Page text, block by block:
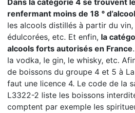
Dans la catégorie 4 se trouvent
renfermant moins de 18 °
les alcools distillés à partir du vin,
édulcorées, etc. Et enfin, la
alcools forts autorisés en France
la vodka, le gin, le whisky, etc.
de boissons du groupe 4 et 5 à
faut une licence 4. Le code de la
L3322-2 liste les boissons
comptent par exemple les